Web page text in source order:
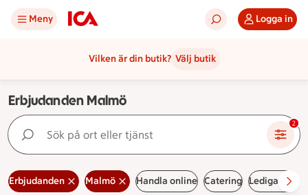
Meny Logga in
Vilken är din butik? Välj butik
Erbjudanden Malmö
Sök på ort eller tjänst 2
Erbjudanden Malmö Handla online Catering Lediga jobb